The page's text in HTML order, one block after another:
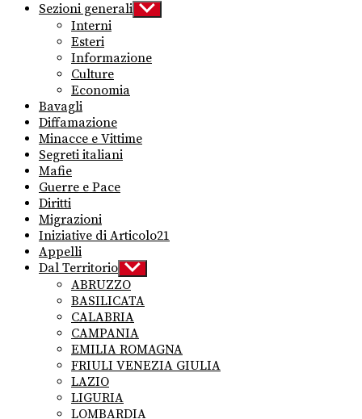
Sezioni generali Show
sub
Interni
Esteri
Informazione
Culture
Economia
Bavagli
Diffamazione
Minacce e Vittime
Segreti italiani
Mafie
Guerre e Pace
Diritti
Migrazioni
Iniziative di Articolo21
Appelli
Dal Territorio Show
sub
menu
ABRUZZO
BASILICATA
CALABRIA
CAMPANIA
EMILIA ROMAGNA
FRIULI VENEZIA GIULIA
LAZIO
LIGURIA
LOMBARDIA